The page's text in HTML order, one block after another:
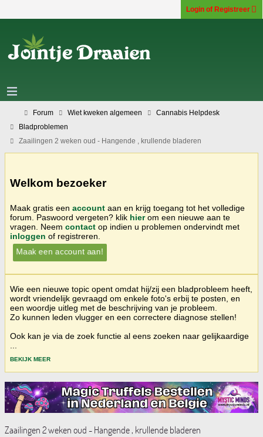
Login of Registreer
Forum Wiet kweken algemeen
Cannabis Helpdesk
Bladproblemen
Zaailingen 2 weken oud - Hangende , krullende bladeren
Welkom bezoeker
Maak gratis een account aan en krijg toegang tot het volledige
forum. Paswoord vergeten? klik hierom een nieuwe aan te
vragen. Neem contact op indien u problemen ondervindt met
inloggen of registreren.
Maak een account aan!
Wie een nieuwe topic opent omdat hij/zij een bladprobleem heeft,
wordt vriendelijk gevraagd om enkele foto's erbij te posten, en
een woordje uitleg met de beschrijving van je probleem.
Zo kunnen leden vlugger en een correctere diagnose stellen!
Ook kan je via de zoek functie al eens zoeken naar gelijkaardige
BEKIJK MEER
Zaailingen 2 weken oud - Hangende , krullende bladeren